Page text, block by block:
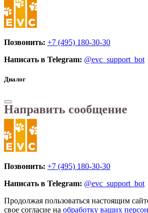
Позвонить: +7 (495) 180-30-30
Написать в Telegram: @evc_support_bot
Диалог
Направить сообщение
Позвонить: +7 (495) 180-30-30
Написать в Telegram: @evc_support_bot
Продолжая пользоваться настоящим
свое согласие на обработку ваших